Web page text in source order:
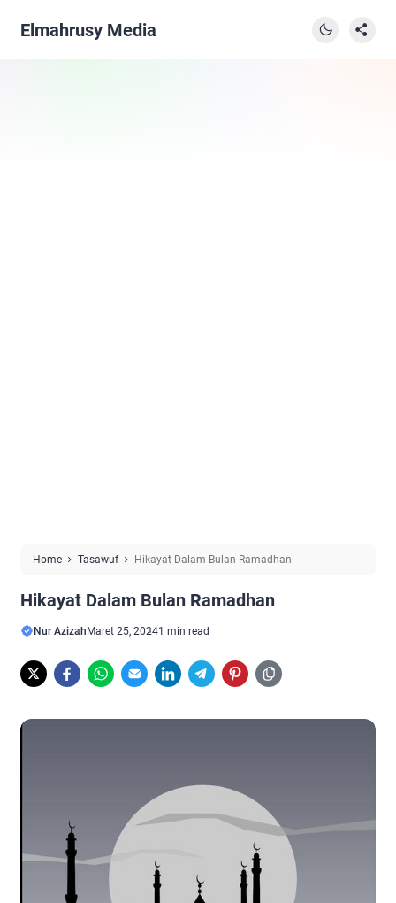
Elmahrusy Media
Home Tasawuf Hikayat Dalam Bulan Ramadhan
Hikayat Dalam Bulan Ramadhan
Nur Azizah Maret 25, 20241 min read